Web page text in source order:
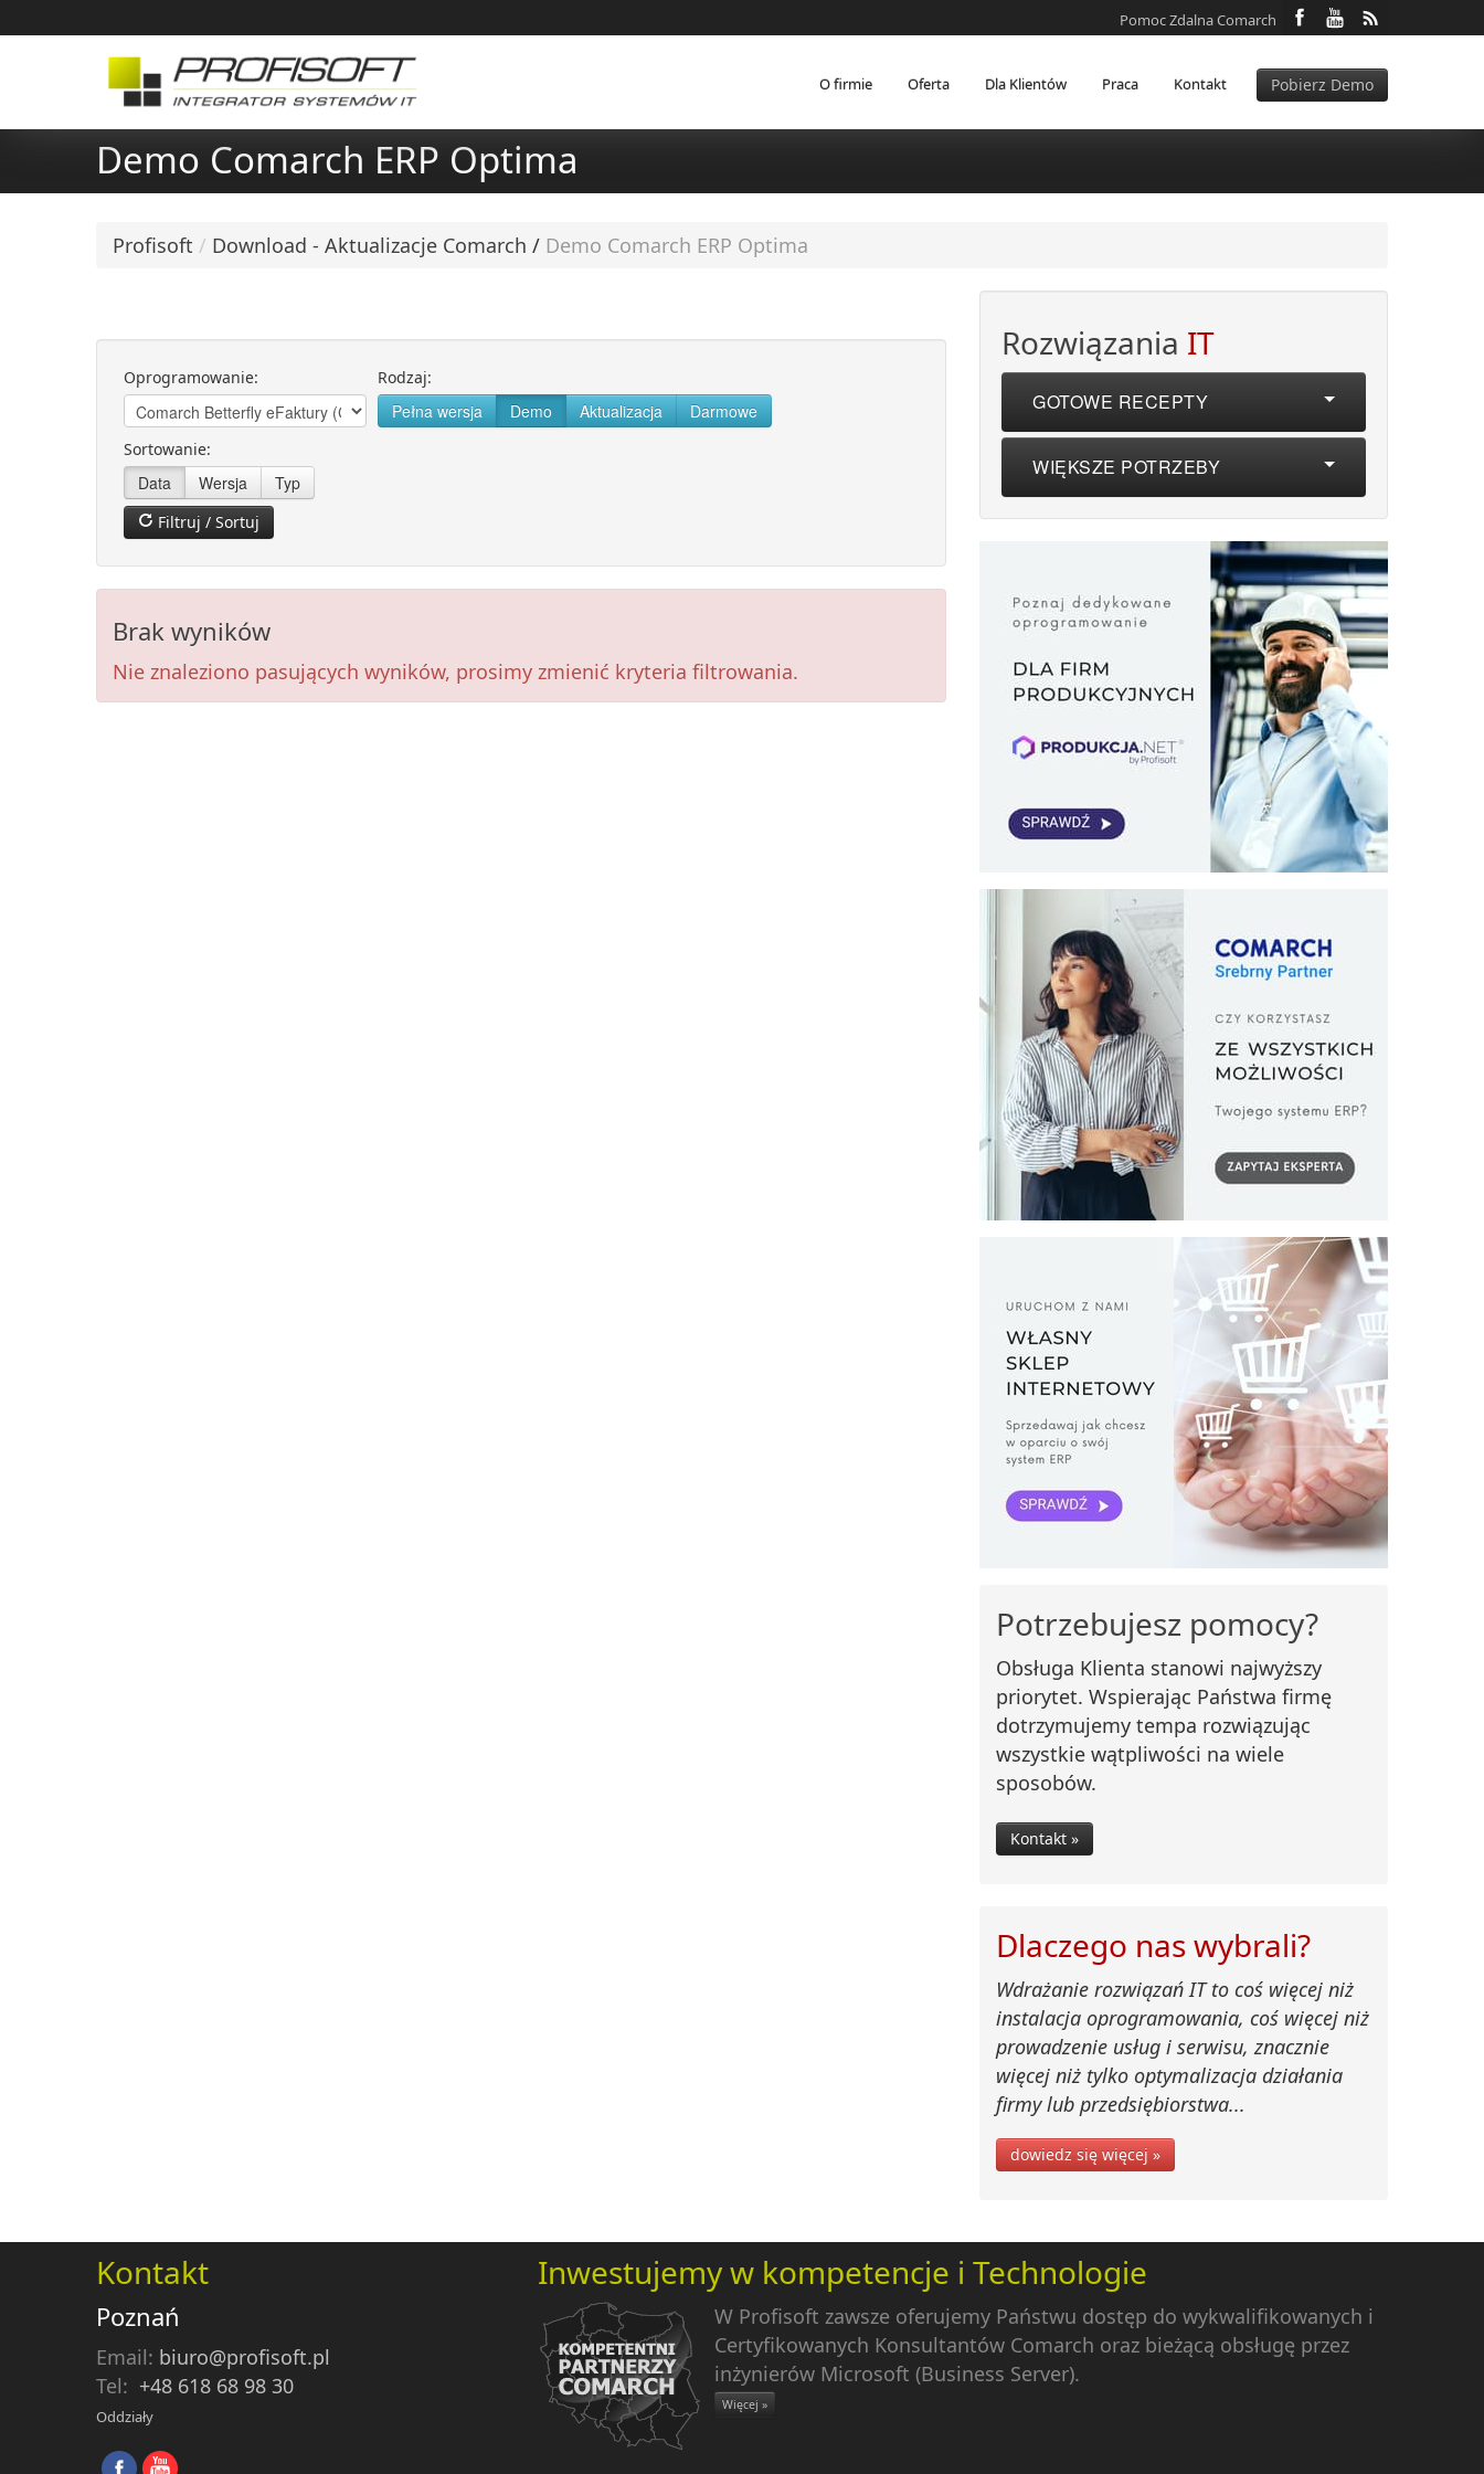
Pomoc Zdalna Comarch
O firmie Oferta Dla Klientów Praca Kontakt Pobierz Demo
Demo Comarch ERP Optima
Profisoft / Download - Aktualizacje Comarch / Demo Comarch ERP Optima
Oprogramowanie: Rodzaj:
Pełna wersja Demo Aktualizacja Darmowe
Sortowanie:
Data Wersja Typ
Filtruj / Sortuj
Brak wyników
Nie znaleziono pasujących wyników, prosimy zmienić kryteria filtrowania.
Rozwiązania IT
GOTOWE RECEPTY
WIĘKSZE POTRZEBY
Potrzebujesz pomocy?
Obsługa Klienta stanowi najwyższy
priorytet. Wspierając Państwa firmę
dotrzymujemy tempa rozwiązując
wszystkie wątpliwości na wiele
sposobów.
Kontakt »
Dlaczego nas wybrali?
Wdrażanie rozwiązań IT to coś więcej niż
instalacja oprogramowania, coś więcej niż
prowadzenie usług i serwisu, znacznie
więcej niż tylko optymalizacja działania
firmy lub przedsiębiorstwa...
dowiedz się więcej »
Kontakt
Poznań
Email: biuro@profisoft.pl
Tel: +48 618 68 98 30
Oddziały
Inwestujemy w kompetencje i Technologie
W Profisoft zawsze oferujemy Państwu dostęp do wykwalifikowanych i
Certyfikowanych Konsultantów Comarch oraz bieżącą obsługę przez
inżynierów Microsoft (Business Server).
Więcej »